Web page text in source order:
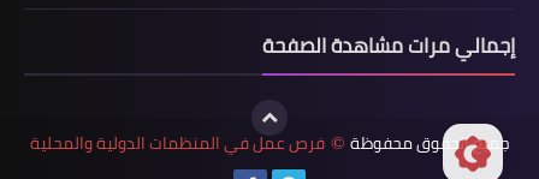
إجمالي مرات مشاهدة الصفحة
جميع الحقوق محفوظة © فرص عمل في المنظمات الدولية والمحلية